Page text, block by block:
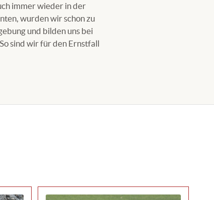
immer wieder in der
wurden wir schon zu
und bilden uns bei
sind wir für den Ernstfall